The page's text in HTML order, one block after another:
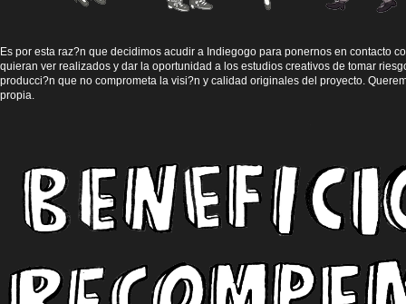
Es por esta raz?n que decidimos acudir a Indiegogo para ponernos en contacto
quieran ver realizados y dar la oportunidad a los estudios creativos de tomar
producci?n que no comprometa la visi?n y calidad originales del proyecto.
propia.